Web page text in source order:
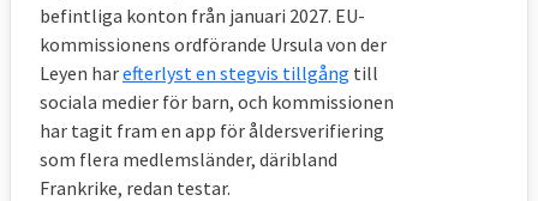
befintliga konton från januari 2027. EU-
kommissionens ordförande Ursula von der
Leyen harefterlyst en stegvis tillgång till
sociala medier för barn, och kommissionen
har tagit fram en app för åldersverifiering
som flera medlemsländer, däribland
Frankrike, redan testar.